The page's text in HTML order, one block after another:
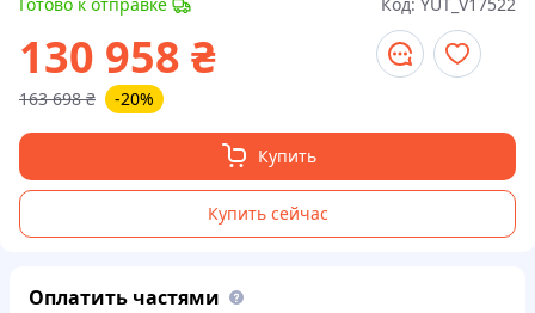
130 958 ₴
163 698 ₴ -20%
Купить
Купить сейчас
Оплатить частями